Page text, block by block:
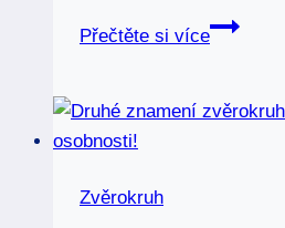
Přečtěte si více
K
se
Zvěrokruh